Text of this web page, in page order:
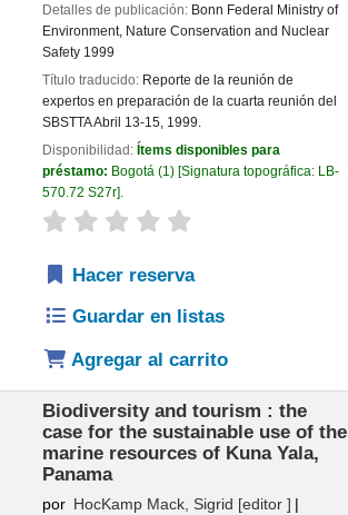
Detalles de publicación: Bonn Federal Ministry of
Environment, Nature Conservation and Nuclear
Safety 1999
Título traducido: Reporte de la reunión de
expertos en preparación de la cuarta reunión del
SBSTTA Abril 13-15, 1999.
Disponibilidad: Ítems disponibles para
préstamo: Bogotá(1) Signatura topográfica: LB-
570.72 S27r .
valoración
Hacer reserva
Guardar en listas
Agregar al carrito
Biodiversity and tourism : the
case for the sustainable use of the
marine resources of Kuna Yala,
Panama
por HocKamp Mack, Sigrid [editor ]